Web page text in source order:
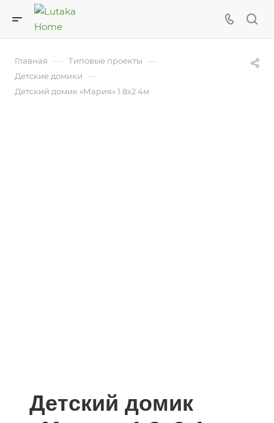
Главная — Типовые проекты —
Детские домики —
Детский домик «Мария» 1.8х2.4м
Детский домик